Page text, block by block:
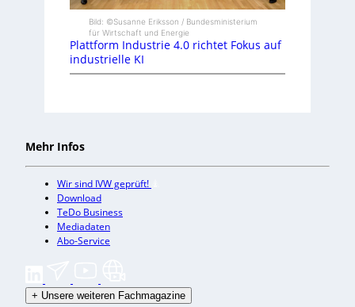
Bild: ©Susanne Eriksson / Bundesministerium
für Wirtschaft und Energie
Plattform Industrie 4.0 richtet Fokus auf
industrielle KI
Mehr Infos
Wir sind IVW geprüft!
Download
TeDo Business
Mediadaten
Abo-Service
+ Unsere weiteren Fachmagazine